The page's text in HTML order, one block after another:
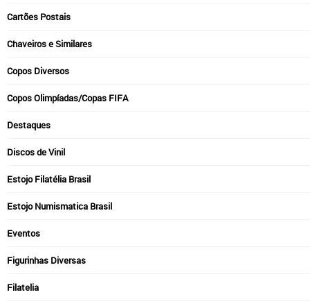
Cartões Postais
Chaveiros e Similares
Copos Diversos
Copos Olimpíadas/Copas FIFA
Destaques
Discos de Vinil
Estojo Filatélia Brasil
Estojo Numismatica Brasil
Eventos
Figurinhas Diversas
Filatelia